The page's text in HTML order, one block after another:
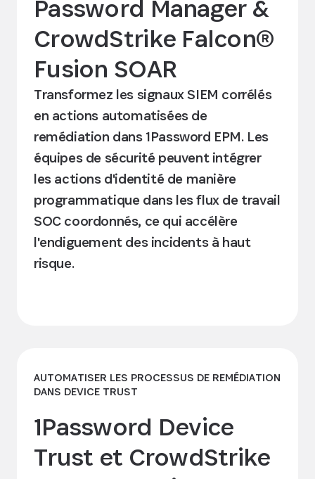
Password Manager &
CrowdStrike Falcon®
Fusion SOAR
Transformez les signaux SIEM corrélés
en actions automatisées de
remédiation dans 1Password EPM. Les
équipes de sécurité peuvent intégrer
les actions d'identité de manière
programmatique dans les flux de travail
SOC coordonnés, ce qui accélère
l'endiguement des incidents à haut
risque.
AUTOMATISER LES PROCESSUS DE REMÉDIATION
DANS DEVICE TRUST
1Password Device
Trust et CrowdStrike